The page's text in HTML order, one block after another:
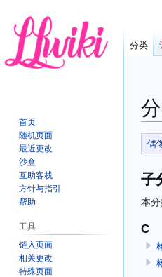
跳
转
到
导
航
跳
转
到
搜
索
偶
子
本
C
分类
首页
随机页面
最近更改
沙盒
互助客栈
方针与指引
帮助
工具
链入页面
相关更改
特殊页面